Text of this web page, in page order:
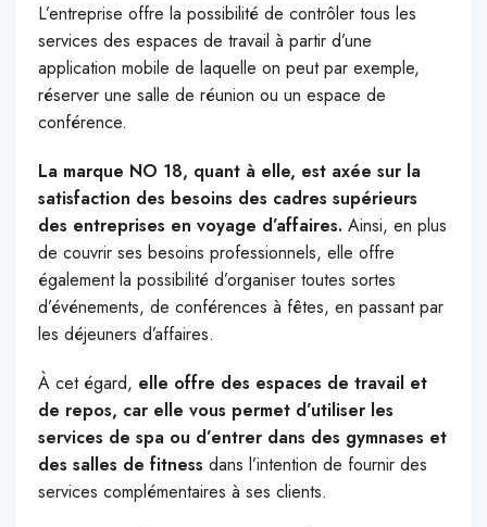
L’entreprise offre la possibilité de contrôler tous les
services des espaces de travail à partir d’une
application mobile de laquelle on peut par exemple,
réserver une salle de réunion ou un espace de
conférence.
La marque NO 18, quant à elle, est axée sur la
satisfaction des besoins des cadres supérieurs
des entreprises en voyage d’affaires. Ainsi, en plus
de couvrir ses besoins professionnels, elle offre
également la possibilité d’organiser toutes sortes
d’événements, de conférences à fêtes, en passant par
les déjeuners d’affaires.
À cet égard, elle offre des espaces de travail et
de repos, car elle vous permet d’utiliser les
services de spa ou d’entrer dans des gymnases et
des salles de fitness dans l’intention de fournir des
services complémentaires à ses clients.